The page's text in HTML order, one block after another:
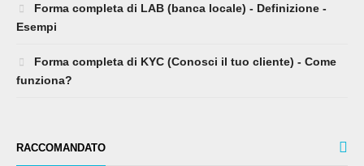
Forma completa di LAB (banca locale) - Definizione -
Esempi
Forma completa di KYC (Conosci il tuo cliente) - Come
funziona?
RACCOMANDATO